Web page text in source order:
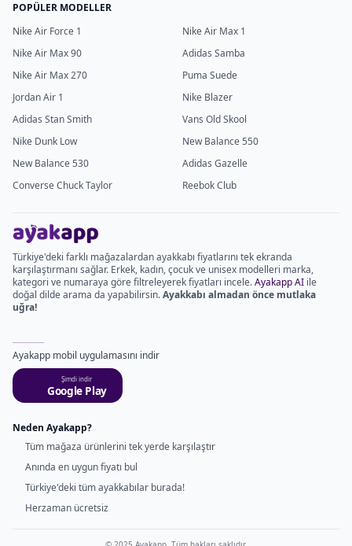
POPÜLER MODELLER
Nike Air Force 1
Nike Air Max 90
Nike Air Max 270
Jordan Air 1
Adidas Stan Smith
Nike Dunk Low
New Balance 530
Converse Chuck Taylor
Nike Air Max 1
Adidas Samba
Puma Suede
Nike Blazer
Vans Old Skool
New Balance 550
Adidas Gazelle
Reebok Club
Türkiye'deki farklı mağazalardan ayakkabı fiyatlarını tek ekranda
karşılaştırmanı sağlar. Erkek, kadın, çocuk ve unisex modelleri marka,
kategori ve numaraya göre filtreleyerek fiyatları incele.Ayakapp AI ile
doğal dilde arama da yapabilirsin.Ayakkabı almadan önce mutlaka
uğra!
Ayakapp mobil uygulamasını indir
Şimdi indir
Google Play
Neden Ayakapp?
Tüm mağaza ürünlerini tek yerde karşılaştır
Anında en uygun fiyatı bul
Türkiye'deki tüm ayakkabılar burada!
Herzaman ücretsiz